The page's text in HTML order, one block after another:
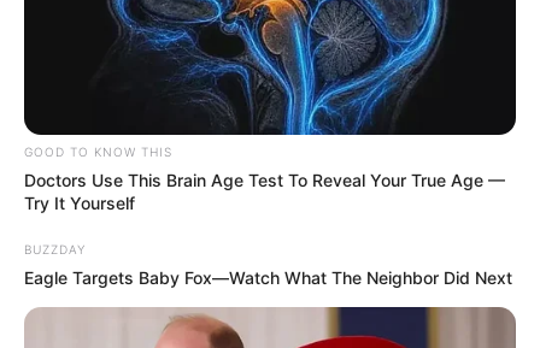
GOOD TO KNOW THIS
Doctors Use This Brain Age Test To Reveal Your True Age —
Try It Yourself
BUZZDAY
Eagle Targets Baby Fox—Watch What The Neighbor Did Next